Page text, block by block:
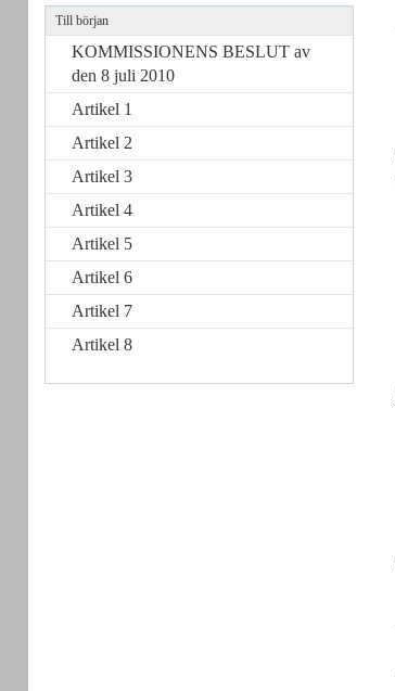
Till början
KOMMISSIONENS BESLUT av
den 8 juli 2010
Artikel 1
Artikel 2
Artikel 3
Artikel 4
Artikel 5
Artikel 6
Artikel 7
Artikel 8